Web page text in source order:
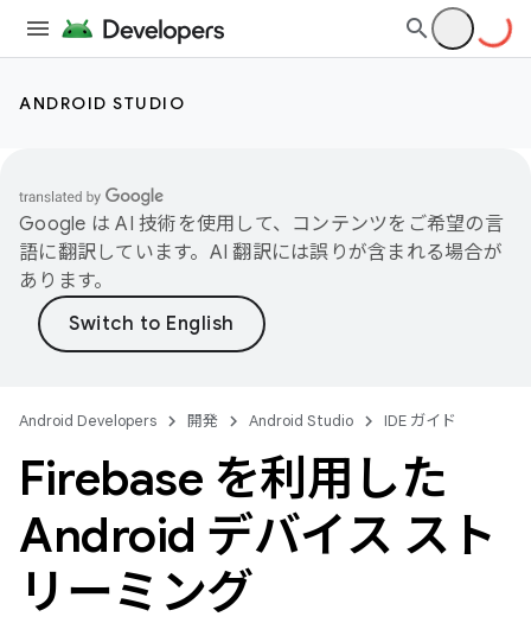
ANDROID STUDIO
Google は AI 技術を使用して、コンテンツをご希望の言
語に翻訳しています。AI 翻訳には誤りが含まれる場合が
あります。
Android Developers 開発 Android Studio IDE ガイド
Firebase を利用した
Android デバイス スト
リーミング